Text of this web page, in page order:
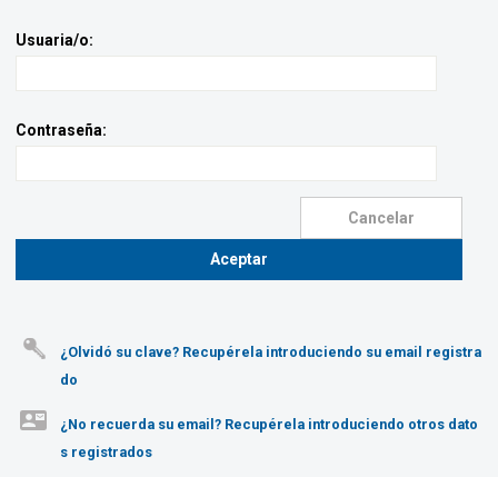
Usuaria/o:
Contraseña:
¿Olvidó su clave? Recupérela introduciendo su email registra
do
¿No recuerda su email? Recupérela introduciendo otros dato
s registrados